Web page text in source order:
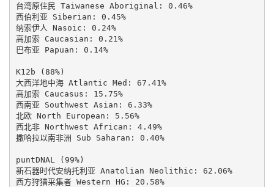
台湾原住民 Taiwanese Aboriginal: 0.46%
西伯利亚 Siberian: 0.45%
纳索伊人 Nasoic: 0.24%
高加索 Caucasian: 0.21%
巴布亚 Papuan: 0.14%
K12b (88%)
大西洋地中海 Atlantic Med: 67.41%
高加索 Caucasus: 15.75%
西南亚 Southwest Asian: 6.33%
北欧 North European: 5.56%
西北非 Northwest African: 4.49%
撒哈拉以南非洲 Sub Saharan: 0.40%
puntDNAL (99%)
新石器时代安纳托利亚 Anatolian Neolithic: 62.06%
西方狩猎采集者 Western HG: 20.58%